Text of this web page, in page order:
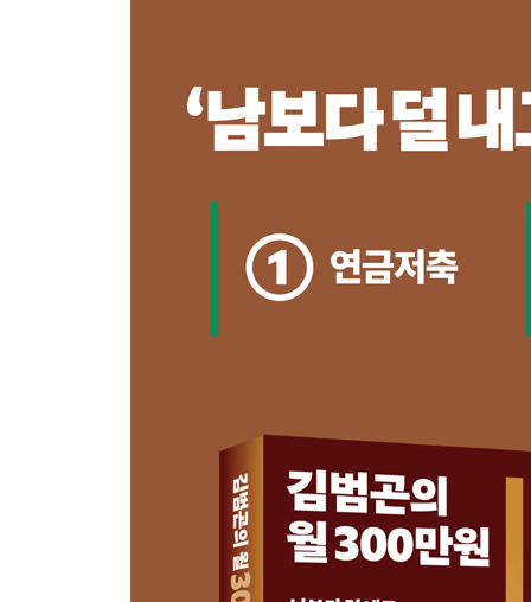
02 [납입] 연금저축 1억원 목표로 납입하는 이유(ft.
03 [납입] 원금 1억원 VS 평가금액 1억원 - 나의 목
04 [납입] 40세 외벌이 A씨의 연금저축 납입계획표
06 [운용] 왕초보 투자자는 은퇴 시기 고려한 TDF
07 [운용] 수수료가 수익률을 좌우한다!(ft. 펀드
08 [운용] 적립식 분할매수와 리밸런싱이 투자의 정
09 [운용] 투자 성향에 따라 배분되는 위험자산 VS
12 [운용] 월배당 ETF 연금저축 인출 시뮬레이션
연금저축 [인출] 단계에서 꼭 알아야할 Q&A
13 [인출] 1억 연금을 인출하는 3가지 방법(ft. 확정
14 [인출] 돈 걱정 없는 노후 = 운용 수익 〉 인출 비